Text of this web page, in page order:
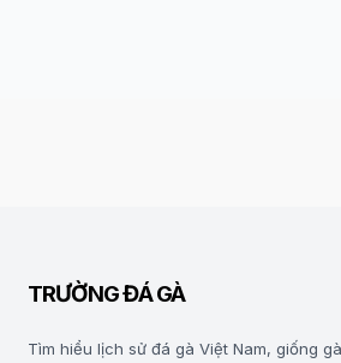
TRƯỜNG ĐÁ GÀ
Tìm hiểu lịch sử đá gà Việt Nam, giống